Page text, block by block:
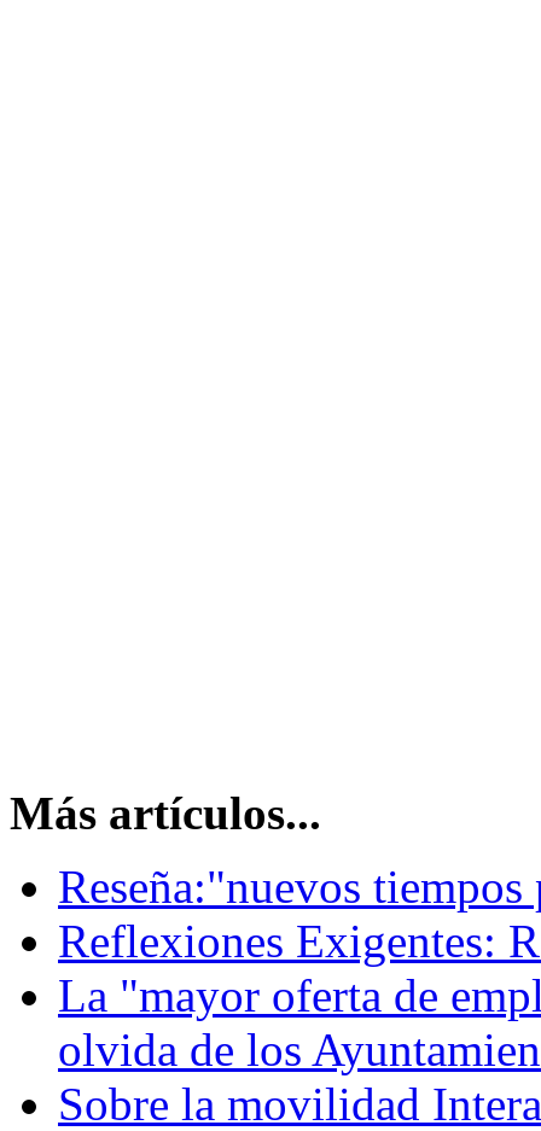
Más artículos...
Reseña:"nuevos
Reflexiones Exigentes:
La "mayor oferta de
olvida de los
Sobre la movilidad